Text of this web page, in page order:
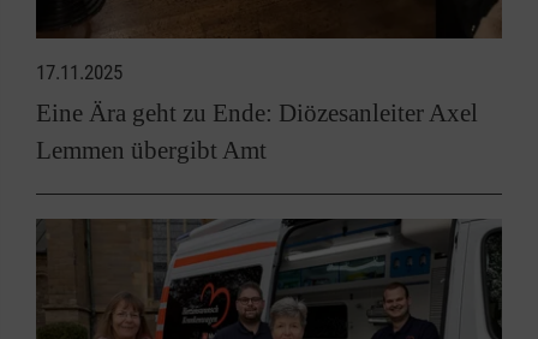
17.11.2025
Eine Ära geht zu Ende: Diözesanleiter Axel
Lemmen übergibt Amt